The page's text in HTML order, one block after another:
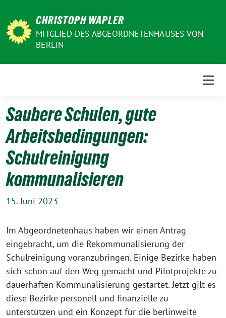
zum
Inhalt
CHRISTOPH WAPLER
MITGLIED DES ABGEORDNETENHAUSES VON
BERLIN
Saubere Schulen, gute
Arbeitsbedingungen:
Schulreinigung
kommunalisieren
15. Juni 2023
Im Abgeordnetenhaus haben wir einen Antrag
eingebracht, um die Rekommunalisierung der
Schulreinigung voranzubringen. Einige Bezirke haben
sich schon auf den Weg gemacht und Pilotprojekte zu
dauerhaften Kommunalisierung gestartet. Jetzt gilt es
diese Bezirke personell und finanzielle zu
unterstützen und ein Konzept für die berlinweite